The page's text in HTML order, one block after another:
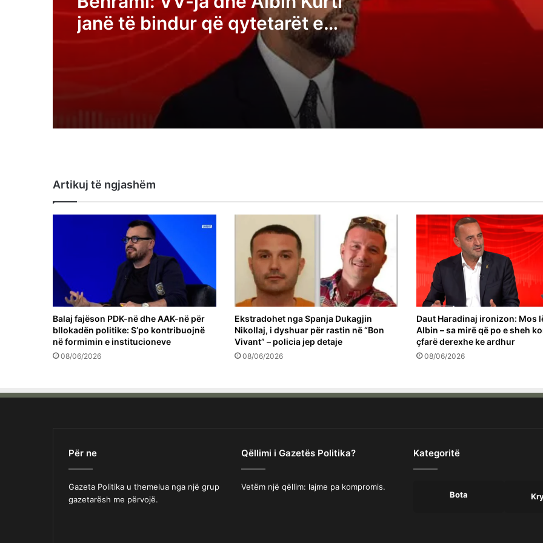
janë të bindur që qytetarët e
Kosovës janë analfabetë
presidentin opozitës, kështu tregohet
Ermal Sadiku: Asnjë parti nuk i ka fituar
deputetë, atëherë të kemi një
konsensual
Artikuj të ngjashëm
Balaj fajëson PDK-në dhe AAK-në për
bllokadën politike: S’po kontribuojnë
në formimin e institucioneve
08/06/2026
Ekstradohet nga Spanja Dukagjin
Nikollaj, i dyshuar për rastin në “Bon
Vivant” – policia jep detaje
08/06/2026
Daut Haradinaj ironizon: Mos
Albin – sa mirë që po e sheh
çfarë derexhe ke ardhur
08/06/2026
Për ne
Gazeta Politika u themelua nga një grup
gazetarësh me përvojë.
Qëllimi i Gazetës Politika?
Vetëm një qëllim: lajme pa kompromis.
Kategoritë
Bota